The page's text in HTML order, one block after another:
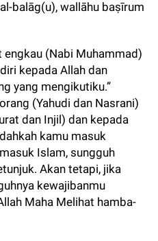
balāg(u), wallāhu baṣīrum
(Nabi Muhammad)
kepada Allah dan
yang mengikutiku.”
(Yahudi dan Nasrani)
dan Injil) dan kepada
kamu masuk
Islam, sungguh
Akan tetapi, jika
kewajibanmu
Maha Melihat hamba-